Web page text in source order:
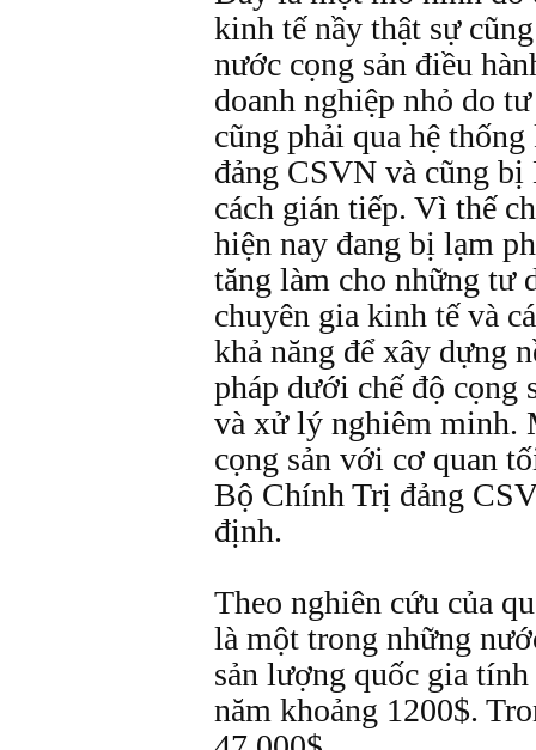
kinh tế nầy thật sự
nước cọng sản điều
doanh nghiệp nhỏ do
cũng phải qua hệ
đảng CSVN và cũng
cách gián tiếp. Vì thế
hiện nay đang bị lạm
tăng làm cho những tư
chuyên gia kinh tế và
khả năng để xây dựng
pháp dưới chế độ cọng
và xử lý nghiêm minh.
cọng sản với cơ quan
Bộ Chính Trị đảng
định.
Theo nghiên cứu của
là một trong những
sản lượng quốc gia
năm khoảng 1200$.